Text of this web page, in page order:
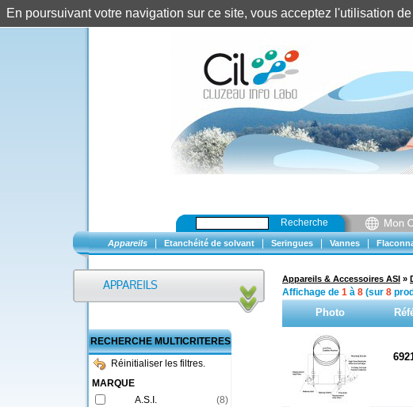
Recherche
Appareils Etanchéité de solvant Seringues Vannes
RECHERCHE MULTICRITERES
Réinitialiser les filtres.
MARQUE
A.S.I.
(8)
Appareils & Accessoires ASI »
Affichage de 1 à 8 (sur 8
Photo
En poursuivant votre navigation sur ce site, vous acceptez l'utilisation